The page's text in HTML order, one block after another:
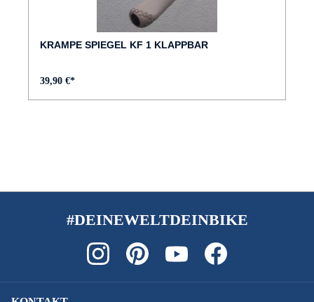
KRAMPE SPIEGEL KF 1 KLAPPBAR
39,90 €*
#DEINEWELTDEINBIKE